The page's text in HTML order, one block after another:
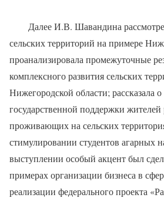
Далее И.В. Шавандина
сельских территорий на примере
проанализировала промежуточные
комплексного развития сельских
Нижегородской области; рассказала
государственной поддержки жителей
проживающих на сельских
стимулировании студентов агарных
выступлении особый акцент был
примерах организации бизнеса в
реализации федерального проекта